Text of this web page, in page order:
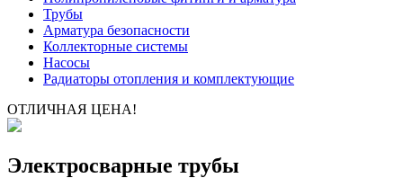
Трубы
Арматура безопасности
Коллекторные системы
Насосы
Радиаторы отопления и комплектующие
ОТЛИЧНАЯ ЦЕНА!
Электросварные трубы